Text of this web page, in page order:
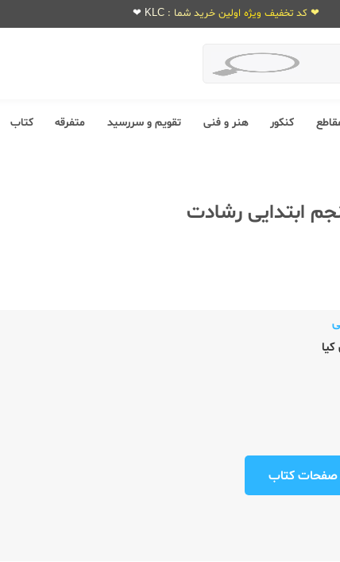
❤ کد تخفیف ویژه اولین خرید شما : KLC ❤
کنکور هنر و فنی تقویم و سررسید متفرقه کتاب